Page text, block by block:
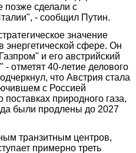
сделали с
- сообщил Путин.
значение
энергетической сфере. Он
и его австрийский
отметят 40-летие делового
что Австрия стала
с Россией
природного газа,
были продлены до 2027
транзитным центров,
примерно треть